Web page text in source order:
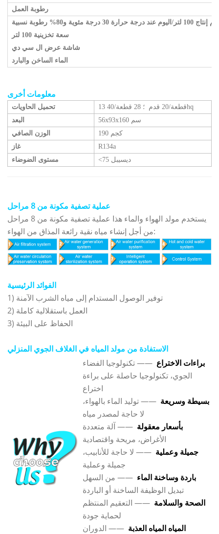
رطوبة العمل
يتم إنتاج 100 لتر/اليوم عند درجة حرارة 30
درجة مئوية و80% رطوبة نسبية
سعة تخزينية 100 لتر
شاشة عرض ال سي دي
الماء الساخن والبارد
معلومات أخرى
تحميل الحاويات 13 قطعة/20 قدم ؛
28 قطعة/40hq
البعد
56x93x160 سم
الوزن الصافي
190 كجم
غاز
R134a
مستوى الضوضاء
<75 ديسيبل
عملية تصفية مكونة من 8 مراحل
يستخدم مولد الهواء والماء هذا عملية تصفية مكونة من 8 مراحل
من أجل إنشاء مياه نقية رائعة المذاق من الهواء:
الفوائد الرئيسية
1) توفير الوصول المستدام إلى مياه الشرب الآمنة
2) العمل باستقلالية كاملة
3) الحفاظ على البيئة
الاستفادة من مولد المياه في الغلاف الجوي المنزلي
براءات الاختراع —— تكنولوجيا الفضاء
الجوي، تكنولوجيا حاصلة على براءة
بسيطة وسريعة —— توليد الماء بالهواء،
بأسعار معقولة —— آلة متعددة
جميلة وعملية —— لا حاجة للأنابيب،
باردة وساخنة الماء —— من السهل
الصحة والسلامة —— التعقيم المنتظم
المياه المياه العذبة —— الدوران